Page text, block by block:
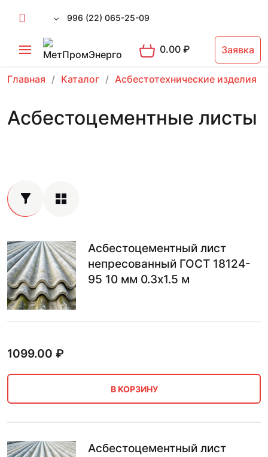
996 (22) 065-25-09
0.00₽ Заявка
Главная Каталог Асбестотехнические изделия
Асбестоцементные листы
Асбестоцементный лист
непресованный ГОСТ 18124-
95 10 мм 0.3х1.5 м
1099.00 ₽
В КОРЗИНУ
Асбестоцементный лист